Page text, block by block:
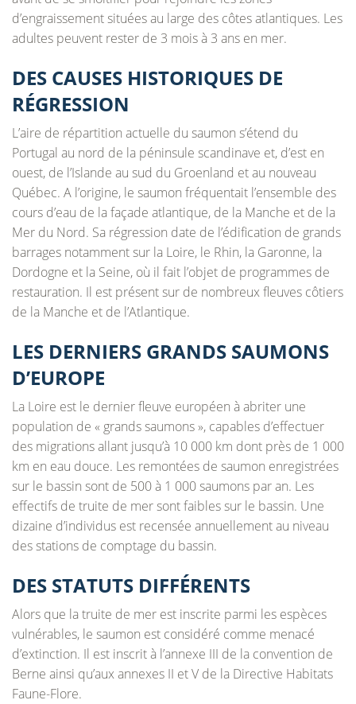
d’engraissement situées au large des côtes atlantiques. Les
adultes peuvent rester de 3 mois à 3 ans en mer.
DES CAUSES HISTORIQUES DE
RÉGRESSION
L’aire de répartition actuelle du saumon s’étend du
Portugal au nord de la péninsule scandinave et, d’est en
ouest, de l’Islande au sud du Groenland et au nouveau
Québec. A l’origine, le saumon fréquentait l’ensemble des
cours d’eau de la façade atlantique, de la Manche et de la
Mer du Nord. Sa régression date de l’édification de grands
barrages notamment sur la Loire, le Rhin, la Garonne, la
Dordogne et la Seine, où il fait l’objet de programmes de
restauration. Il est présent sur de nombreux fleuves côtiers
de la Manche et de l’Atlantique.
LES DERNIERS GRANDS SAUMONS
D’EUROPE
La Loire est le dernier fleuve européen à abriter une
population de « grands saumons », capables d’effectuer
des migrations allant jusqu’à 10 000 km dont près de 1 000
km en eau douce. Les remontées de saumon enregistrées
sur le bassin sont de 500 à 1 000 saumons par an. Les
effectifs de truite de mer sont faibles sur le bassin. Une
dizaine d’individus est recensée annuellement au niveau
des stations de comptage du bassin.
DES STATUTS DIFFÉRENTS
Alors que la truite de mer est inscrite parmi les espèces
vulnérables, le saumon est considéré comme menacé
d’extinction. Il est inscrit à l’annexe III de la convention de
Berne ainsi qu’aux annexes II et V de la Directive Habitats
Faune-Flore.